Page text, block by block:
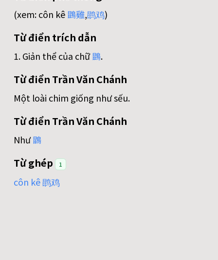
(xem: côn kê鵾雞,鹍鸡)
Từ điển trích dẫn
1. Giản thể của chữ鵾.
Từ điển Trần Văn Chánh
Một loài chim giống như sếu.
Từ điển Trần Văn Chánh
Như鵾
Từ ghép 1
côn kê 鹍鸡